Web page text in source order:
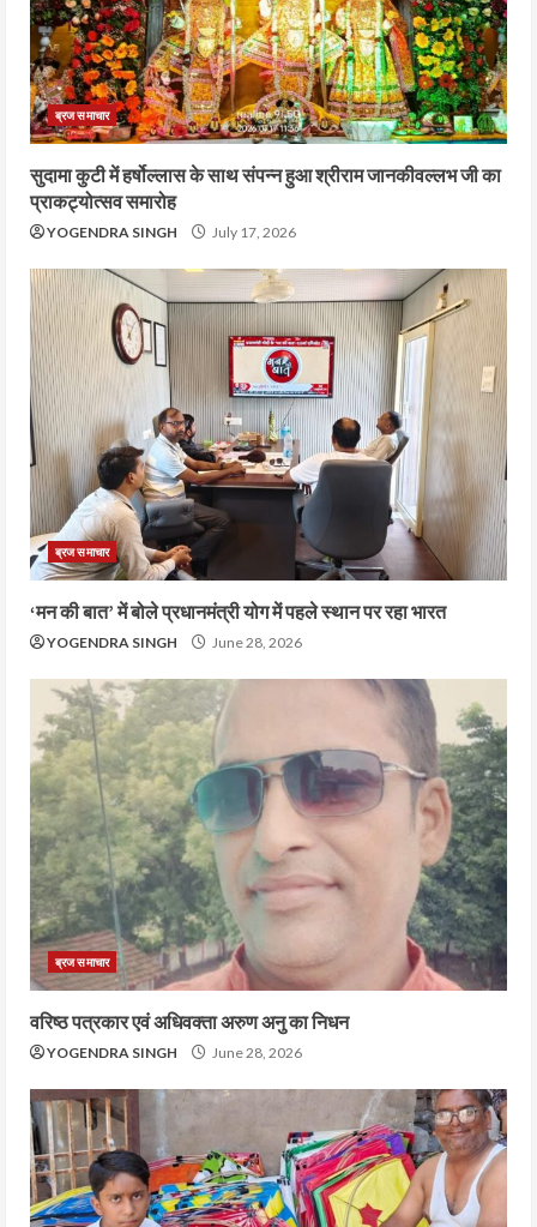
ब्रज समाचार
सुदामा कुटी में हर्षोल्लास के साथ संपन्न हुआ श्रीराम जानकीवल्लभ जी का
प्राकट्योत्सव समारोह
YOGENDRA SINGH July 17, 2026
ब्रज समाचार
‘मन की बात’ में बोले प्रधानमंत्री योग में पहले स्थान पर रहा भारत
YOGENDRA SINGH June 28, 2026
ब्रज समाचार
वरिष्ठ पत्रकार एवं अधिवक्ता अरुण अनु का निधन
YOGENDRA SINGH June 28, 2026